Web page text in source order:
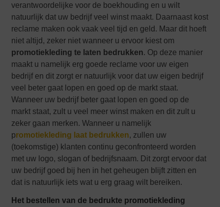
verantwoordelijke voor de boekhouding en u wilt
natuurlijk dat uw bedrijf veel winst maakt. Daarnaast kost
reclame maken ook vaak veel tijd en geld. Maar dit hoeft
niet altijd, zeker niet wanneer u ervoor kiest om
promotiekleding te laten bedrukken. Op deze manier
maakt u namelijk erg goede reclame voor uw eigen
bedrijf en dit zorgt er natuurlijk voor dat uw eigen bedrijf
veel beter gaat lopen en goed op de markt staat.
Wanneer uw bedrijf beter gaat lopen en goed op de
markt staat, zult u veel meer winst maken en dit zult u
zeker gaan merken. Wanneer u namelijk
promotiekleding laat bedrukken, zullen uw
(toekomstige) klanten continu geconfronteerd worden
met uw logo, slogan of bedrijfsnaam. Dit zorgt ervoor dat
uw bedrijf goed bij hen in het geheugen blijft zitten en
dat is natuurlijk iets wat u erg graag wilt bereiken.
Het bestellen van de bedrukte promotiekleding